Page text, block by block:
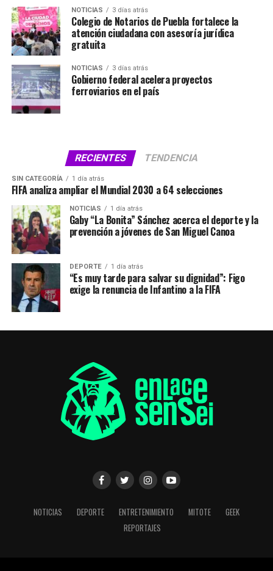
NOTICIAS 3 días atrás
Colegio de Notarios de Puebla fortalece la
atención ciudadana con asesoría jurídica
gratuita
NOTICIAS 3 días atrás
Gobierno federal acelera proyectos
ferroviarios en el país
RECIENTES TENDENCIA
SIN CATEGORÍA 1 día atrás
FIFA analiza ampliar el Mundial 2030 a 64 selecciones
NOTICIAS 1 día atrás
Gaby “La Bonita” Sánchez acerca el deporte y la
prevención a jóvenes de San Miguel Canoa
DEPORTE 1 día atrás
“Es muy tarde para salvar su dignidad”: Figo
exige la renuncia de Infantino a la FIFA
NOTICIAS DEPORTE ENTRETENIMIENTO MITOTE
GEEK
REPORTAJES